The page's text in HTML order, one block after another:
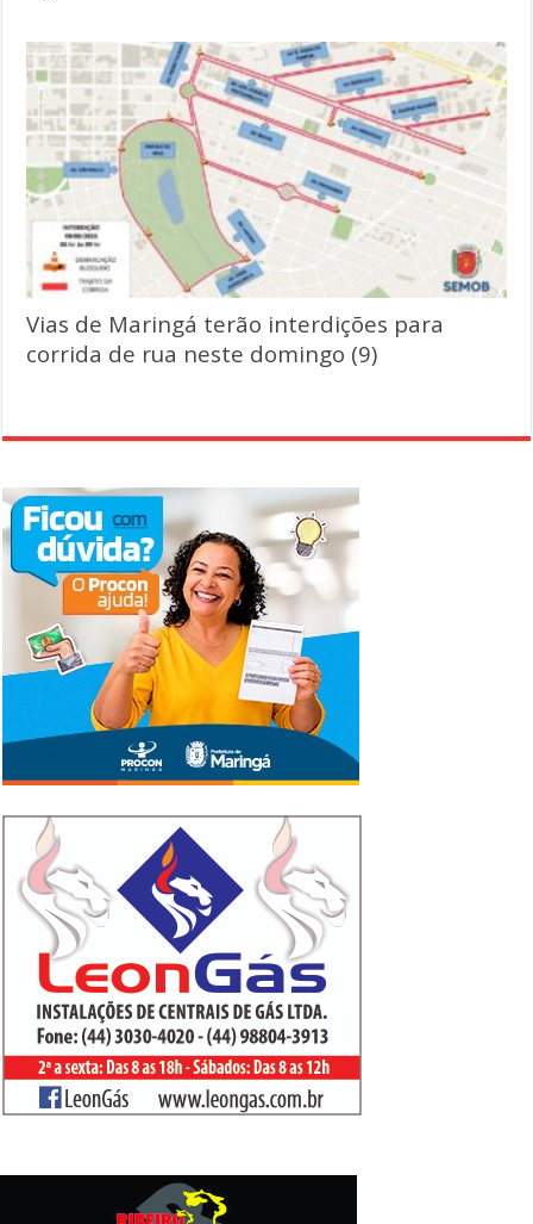
Vias de Maringá terão interdições para
corrida de rua neste domingo (9)